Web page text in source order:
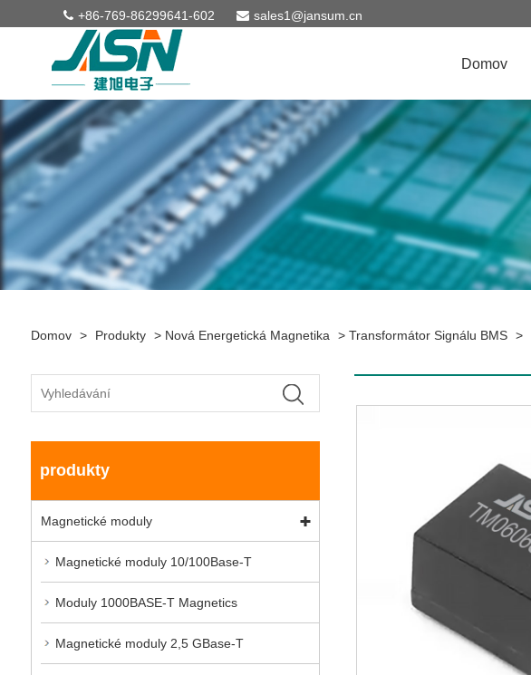
+86-769-86299641-602 sales1@jansum.cn
Domov
Domov > Produkty > Nová Energetická Magnetika > Transformátor Signálu BMS >
produkty
Magnetické moduly
Magnetické moduly 10/100Base-T
Moduly 1000BASE-T Magnetics
Magnetické moduly 2,5 GBase-T